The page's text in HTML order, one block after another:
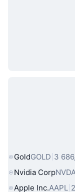
GoldGOLD 3
Nvidia Corp
Apple Inc.AAPL